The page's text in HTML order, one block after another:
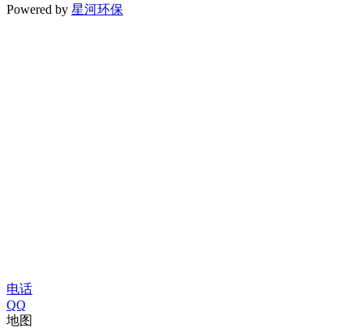
Powered by 星河环保
电话
QQ
地图